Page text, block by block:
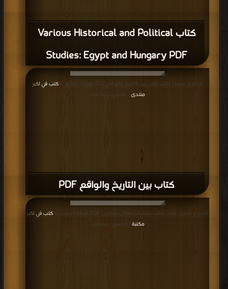
كتاب Various Historical and Political
Studies: Egypt and Hungary PDF
كتاب بين التاريخ والواقع PDF
قراءة و تحميل كتاب كتاب بين التاريخ والواقع PDF مجانا | مكتبة >
كتب في اكبر
منتدى
| التحميل : مرة/مرات
قراءة و تحميل كتاب كتاب معسكر اعتقال ماثاوزن PDF مجانا | مكتبة >
كتب في اكبر
مكتبة
| التحميل : مرة/مرات